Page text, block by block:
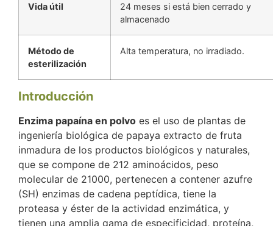
Vida útil
24 meses si está bien cerrado y
almacenado
Método de
esterilización
Alta temperatura, no irradiado.
Introducción
Enzima papaína en polvo es el uso de plantas de
ingeniería biológica de papaya extracto de fruta
inmadura de los productos biológicos y naturales,
que se compone de 212 aminoácidos, peso
molecular de 21000, pertenecen a contener azufre
(SH) enzimas de cadena peptídica, tiene la
proteasa y éster de la actividad enzimática, y
tienen una amplia gama de especificidad, proteína,